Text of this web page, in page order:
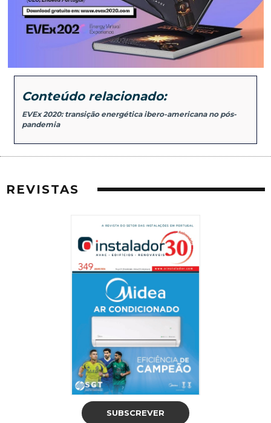
Conteúdo relacionado:
EVEx 2020: transição energética ibero-americana no pós-
pandemia
REVISTAS
SUBSCREVER